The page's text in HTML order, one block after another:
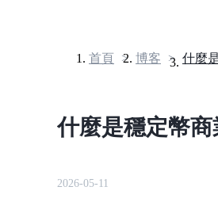
首頁 > 博客 > 什麼
什麼是穩定幣商
2026-05-11